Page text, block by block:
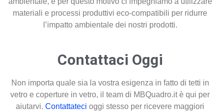
materiali e processi produttivi eco-compatibili per ridurre
l’impatto ambientale dei nostri prodotti.
Contattaci Oggi
Non importa quale sia la vostra esigenza in fatto di tetti in
vetro e coperture in vetro, il team di MBQuadro.it è qui per
aiutarvi. Contattateci oggi stesso per ricevere maggiori